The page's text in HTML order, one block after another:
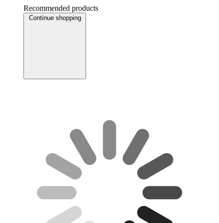
Recommended products
Continue shopping